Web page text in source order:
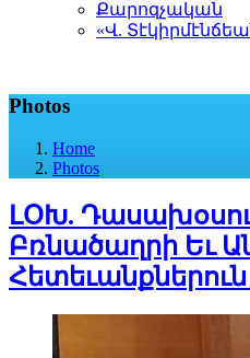
Քարոզչական
«Վ.
Photos
Home
Photos
ԼՕԽ.
Բռնածաղրի Եւ